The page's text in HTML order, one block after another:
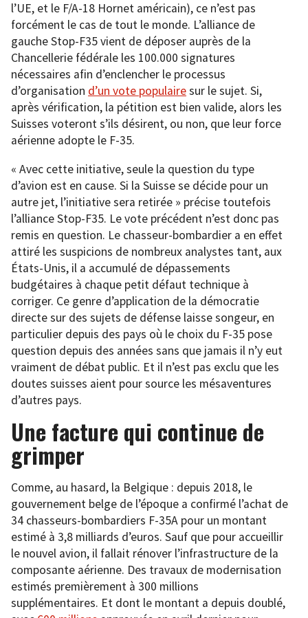
l’UE, et le F/A-18 Hornet américain), ce n’est pas
forcément le cas de tout le monde. L’alliance de
gauche Stop-F35 vient de déposer auprès de la
Chancellerie fédérale les 100.000 signatures
nécessaires afin d’enclencher le processus
d’organisation d’un vote populairesur le sujet. Si,
après vérification, la pétition est bien valide, alors les
Suisses voteront s’ils désirent, ou non, que leur force
aérienne adopte le F-35.
« Avec cette initiative, seule la question du type
d’avion est en cause. Si la Suisse se décide pour un
autre jet, l’initiative sera retirée » précise toutefois
l’alliance Stop-F35. Le vote précédent n’est donc pas
remis en question. Le chasseur-bombardier a en effet
attiré les suspicions de nombreux analystes tant, aux
États-Unis, il a accumulé de dépassements
budgétaires à chaque petit défaut technique à
corriger. Ce genre d’application de la démocratie
directe sur des sujets de défense laisse songeur, en
particulier depuis des pays où le choix du F-35 pose
question depuis des années sans que jamais il n’y eut
vraiment de débat public. Et il n’est pas exclu que les
doutes suisses aient pour source les mésaventures
d’autres pays.
Une facture qui continue de
grimper
Comme, au hasard, la Belgique : depuis 2018, le
gouvernement belge de l’époque a confirmé l’achat de
34 chasseurs-bombardiers F-35A pour un montant
estimé à 3,8 milliards d’euros. Sauf que pour accueillir
le nouvel avion, il fallait rénover l’infrastructure de la
composante aérienne. Des travaux de modernisation
estimés premièrement à 300 millions
supplémentaires. Et dont le montant a depuis doublé,